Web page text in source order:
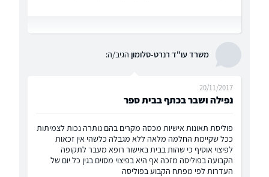
משרד עו"ד רנרט-סלומון הגיב/ה:
נפילה ושבר בכתף בבית ספר
20/11/2017
פוליסת תאונות אישיות מכסה מקרים בהם נותרה נכות לצמיתות
ככל שקיימת החלמה מלאה ללא מגבלה כלשהי אין זכאות
לפיצוי אוסיף כי שהות בבית באישור רופא מעבר לתקופה
הקבועה בפוליסה מזכה אף היא בפיצוי מסוים בגין כל יום של
העדרות לפי מפתח הקבוע בפוליסה